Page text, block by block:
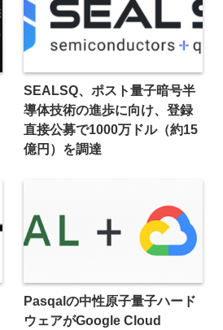
SEALSQ、ポスト量子暗号半
導体技術の進歩に向け、登録
直接公募で1000万ドル（約15
億円）を調達
Pasqalの中性原子量子ハード
ウェアがGoogle Cloud